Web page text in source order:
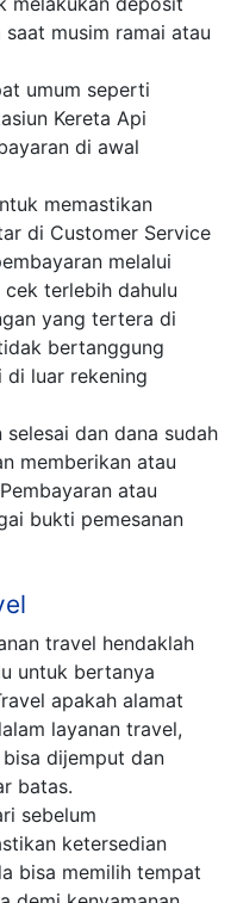
musim ramai atau
umum seperti
Kereta Api
di awal
memastikan
di Customer Service
melalui
terlebih dahulu
yang tertera di
bertanggung
di luar rekening
dan dana sudah
memberikan atau
atau
bukti pemesanan
travel hendaklah
untuk bertanya
apakah alamat
layanan travel,
dijemput dan
batas.
sebelum
ketersedian
bisa memilih tempat